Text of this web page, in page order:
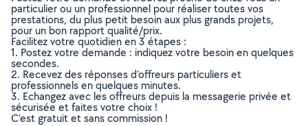
particulier ou un professionnel pour réaliser toutes vos
prestations, du plus petit besoin aux plus grands projets,
pour un bon rapport qualité/prix.
Facilitez votre quotidien en 3 étapes :
1. Postez votre demande : indiquez votre besoin en quelques
secondes.
2. Recevez des réponses d’offreurs particuliers et
professionnels en quelques minutes.
3. Echangez avec les offreurs depuis la messagerie privée et
sécurisée et faites votre choix !
C’est gratuit et sans commission !